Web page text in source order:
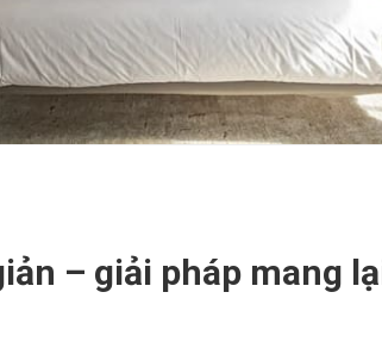
– giải pháp mang